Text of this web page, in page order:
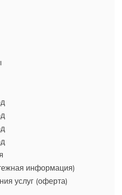
информация)
услуг (оферта)